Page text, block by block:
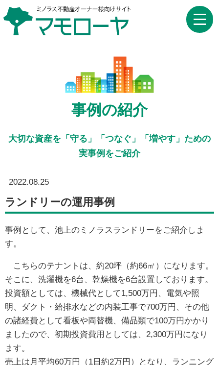
toggle
事例の紹介
大切な資産を「守る」「つなぐ」「増やす」ための
実事例をご紹介
2022.08.25
ランドリーの運用事例
事例として、池上のミノラスランドリーをご紹介しま
す。
こちらのテナントは、約20坪（約66㎡）になります。
そこに、洗濯機を6台、乾燥機を6台設置しております。
投資額としては、機械代として1,500万円、電気や照
明、ダクト・給排水などの内装工事で700万円、その他
の諸経費として看板や両替機、備品類で100万円かかり
ましたので、初期投資費用としては、2,300万円になり
ます。
売上は月平均60万円（1日約2万円）となり、ランニング